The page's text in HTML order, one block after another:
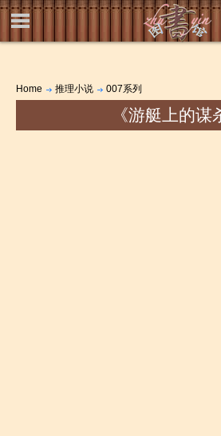
Home 推理小说 007系列
《游艇上的谋